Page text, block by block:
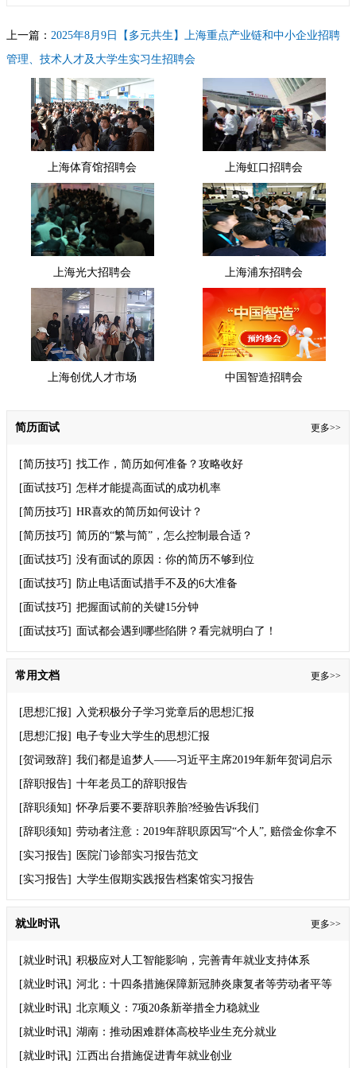
上一篇： 2025年8月9日【多元共生】上海重点产业链和中小企业招聘
管理、技术人才及大学生实习生招聘会
下一篇：2025年8月9日【链通全球】上海智慧物流商贸外贸产业链招
聘会（外语外贸进出口、现代商贸、物流仓储、交通运输）
上海体育馆招聘会 上海虹口招聘会
上海光大招聘会 上海浦东招聘会
上海创优人才市场 中国智造招聘会
简历面试 更多>>
[简历技巧] 找工作，简历如何准备？攻略收好
[面试技巧] 怎样才能提高面试的成功机率
[简历技巧] HR喜欢的简历如何设计？
[简历技巧] 简历的“繁与简”，怎么控制最合适？
[面试技巧] 没有面试的原因：你的简历不够到位
[面试技巧]
防止电话面试措手不及的6大准备
[面试技巧] 把握面试前的关键15分钟
[面试技巧] 面试都会遇到哪些陷阱？看完就明白了！
常用文档 更多>>
[思想汇报]
入党积极分子学习党章后的思想汇报
[思想汇报] 电子专业大学生的思想汇报
[贺词致辞] 我们都是追梦人——习近平主席2019年新年贺词启示
录
[辞职报告] 十年老员工的辞职报告
[辞职须知] 怀孕后要不要辞职养胎?经验告诉我们
[辞职须知] 劳动者注意：2019年辞职原因写“个人”, 赔偿金你拿不
到！
[实习报告]
医院门诊部实习报告范文
[实习报告] 大学生假期实践报告档案馆实习报告
就业时讯 更多>>
[就业时讯] 积极应对人工智能影响，完善青年就业支持体系
[就业时讯] 河北：十四条措施保障新冠肺炎康复者等劳动者平等
就业权利
[就业时讯] 北京顺义：7项20条新举措全力稳就业
[就业时讯] 湖南：推动困难群体高校毕业生充分就业
[就业时讯] 江西出台措施促进青年就业创业